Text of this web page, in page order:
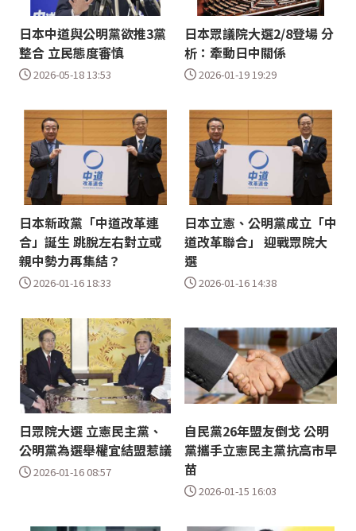
日本中道與公明黨欲推3黨
整合 立民態度審慎
2026-05-18 13:53
日本眾議院大選2/8登場 分
析：牽動日中關係
2026-01-19 19:29
日本新政黨「中道改革連
合」誕生 跳脫左右對立或
親中勢力再集結？
2026-01-16 18:33
日本立憲、公明黨成立「中
道改革聯合」 迎戰眾院大
選
2026-01-16 14:38
日眾院大選 立憲民主黨、
公明黨為選舉權宜結盟惹議
2026-01-16 08:57
自民黨26年盟友倒戈 公明
黨攜手立憲民主黨抗高市早
苗
2026-01-15 16:03